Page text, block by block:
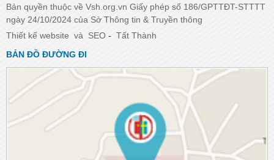
Bản quyền thuộc về Vsh.org.vn Giấy phép số 186/GPTTĐT-STTTT
ngày 24/10/2024 của Sở Thông tin & Truyền thông
Thiết kế website và SEO - Tất Thành
BẢN ĐỒ ĐƯỜNG ĐI